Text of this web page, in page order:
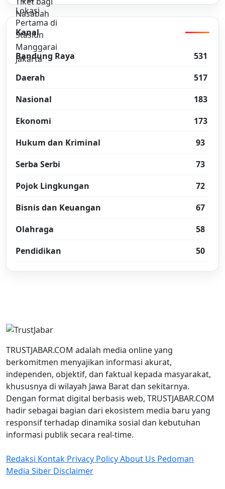
Kanal
Bandung Raya
531
Daerah
517
Nasional
183
Ekonomi
173
Hukum dan Kriminal
93
Serba Serbi
73
Pojok Lingkungan
72
Bisnis dan Keuangan
67
Olahraga
58
Pendidikan
50
TRUSTJABAR.COM adalah media online yang
berkomitmen menyajikan informasi akurat,
independen, objektif, dan faktual kepada masyarakat,
khususnya di wilayah Jawa Barat dan sekitarnya.
Dengan format digital berbasis web, TRUSTJABAR.COM
hadir sebagai bagian dari ekosistem media baru yang
responsif terhadap dinamika sosial dan kebutuhan
informasi publik secara real-time.
Redaksi Kontak Privacy PolicyAbout Us Pedoman
Media Siber Disclaimer